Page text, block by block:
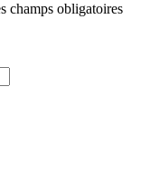
champs obligatoires